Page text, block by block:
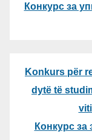
Конкурс за
Konkurs për
dytë të
Конкурс